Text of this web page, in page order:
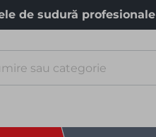
de sudură profesionale